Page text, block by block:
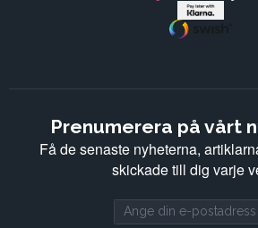
Prenumerera på vårt
Få de senaste nyheterna,
skickade till dig varje
Email address